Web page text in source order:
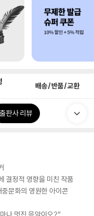
배송/반품/교환
출판사 리뷰
결정적 영향을 미친 작품
문화의 영원한 아이콘